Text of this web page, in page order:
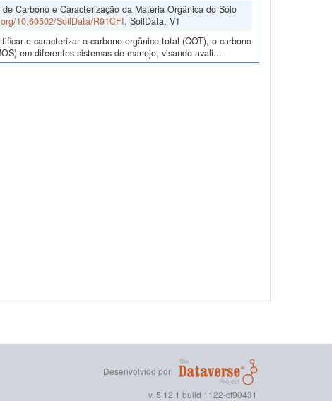
Carbono e Caracterização da Matéria Orgânica do Solo
10.60502/SoilData/R91CFI, SoilData, V1
e caracterizar o carbono orgânico total (COT), o carbono
em diferentes sistemas de manejo, visando avali...
Desenvolvido por
v. 5.12.1 build 1122-cf90431